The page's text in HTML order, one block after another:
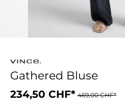
Gathered Bluse
234,50 CHF* 469,00 CHF*